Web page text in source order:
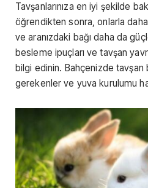
Tavşanlarınıza en iyi şekilde
öğrendikten sonra, onlarla
ve aranızdaki bağı daha da
besleme ipuçları ve tavşan
bilgi edinin. Bahçenizde
gerekenler ve yuva kurulumu